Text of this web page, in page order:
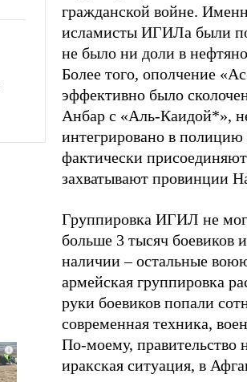
гражданской войне.
исламисты ИГИЛа были
не было ни доли в
Более того, ополчение «А
эффективно было
Анбар с «Аль-Каидой*»,
интегрировано в
фактически
захватывают провинции
Группировка ИГИЛ не
больше 3 тысяч боевиков
наличии – остальные
армейская группировка
руки боевиков попали
современная техника,
По-моему, правительство
иракская ситуация, в